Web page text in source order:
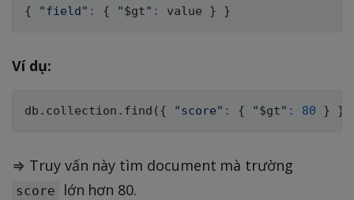
{ "field" : { "$gt" : value } }
Ví dụ:
db.collection.find ( { "score" : { "$gt" : 80 } }
⇒ Truy vấn này tìm document mà trường
score lớn hơn 80.